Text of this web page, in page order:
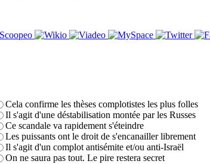
Cela confirme les thèses complotistes les plus folles
Il s'agit d'une déstabilisation montée par les Russes
Ce scandale va rapidement s'éteindre
Les puissants ont le droit de s'encanailler librement
Il s'agit d'un complot antisémite et/ou anti-Israël
On ne saura pas tout. Le pire restera secret